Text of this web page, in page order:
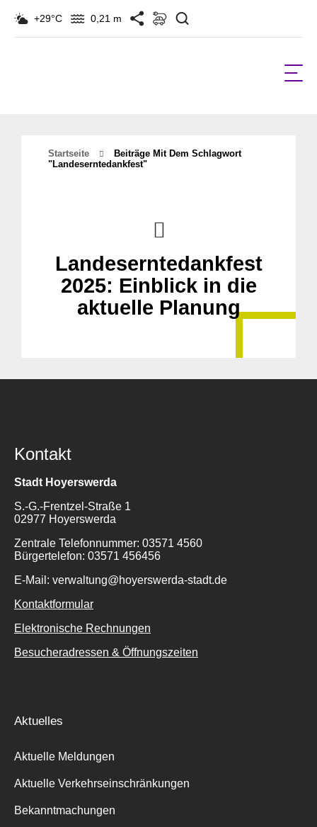
+29°C 0,21 m
Startseite
Beiträge Mit Dem Schlagwort
"Landeserntedankfest"
Landeserntedankfest
2025: Einblick in die
aktuelle Planung
Kontakt
Stadt Hoyerswerda
S.-G.-Frentzel-Straße 1
02977 Hoyerswerda
Zentrale Telefonnummer: 03571 4560
Bürgertelefon: 03571 456456
E-Mail: verwaltung@hoyerswerda-stadt.de
Kontaktformular
Elektronische Rechnungen
Besucheradressen & Öffnungszeiten
Aktuelles
Aktuelle Meldungen
Aktuelle Verkehrseinschränkungen
Bekanntmachungen